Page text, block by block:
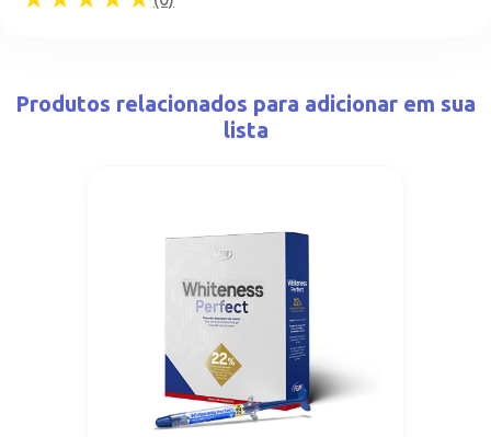
Produtos relacionados para adicionar em sua
lista